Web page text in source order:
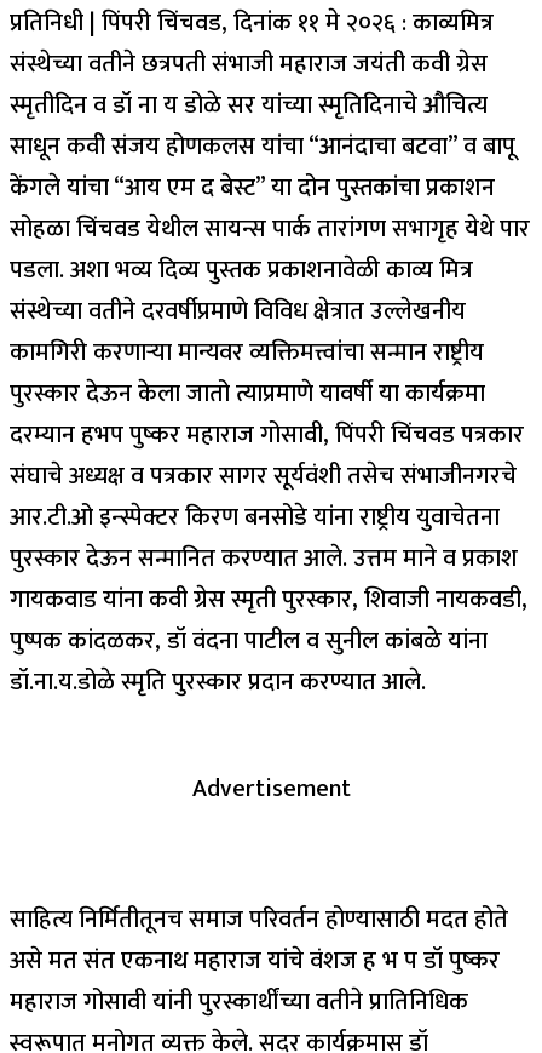
प्रतिनिधी | पिंपरी चिंचवड, दिनांक ११ मे २०२६ : काव्यमित्र
संस्थेच्या वतीने छत्रपती संभाजी महाराज जयंती कवी ग्रेस
स्मृतीदिन व डॉ ना य डोळे सर यांच्या स्मृतिदिनाचे औचित्य
साधून कवी संजय होणकलस यांचा “आनंदाचा बटवा” व बापू
केंगले यांचा “आय एम द बेस्ट” या दोन पुस्तकांचा प्रकाशन
सोहळा चिंचवड येथील सायन्स पार्क तारांगण सभागृह येथे पार
पडला. अशा भव्य दिव्य पुस्तक प्रकाशनावेळी काव्य मित्र
संस्थेच्या वतीने दरवर्षीप्रमाणे विविध क्षेत्रात उल्लेखनीय
कामगिरी करणाऱ्या मान्यवर व्यक्तिमत्त्वांचा सन्मान राष्ट्रीय
पुरस्कार देऊन केला जातो त्याप्रमाणे यावर्षी या कार्यक्रमा
दरम्यान हभप पुष्कर महाराज गोसावी, पिंपरी चिंचवड पत्रकार
संघाचे अध्यक्ष व पत्रकार सागर सूर्यवंशी तसेच संभाजीनगरचे
आर.टी.ओ इन्स्पेक्टर किरण बनसोडे यांना राष्ट्रीय युवाचेतना
पुरस्कार देऊन सन्मानित करण्यात आले. उत्तम माने व प्रकाश
गायकवाड यांना कवी ग्रेस स्मृती पुरस्कार, शिवाजी नायकवडी,
पुष्पक कांदळकर, डॉ वंदना पाटील व सुनील कांबळे यांना
डॉ.ना.य.डोळे स्मृति पुरस्कार प्रदान करण्यात आले.
Advertisement
साहित्य निर्मितीतूनच समाज परिवर्तन होण्यासाठी मदत होते
असे मत संत एकनाथ महाराज यांचे वंशज ह भ प डॉ पुष्कर
महाराज गोसावी यांनी पुरस्कार्थींच्या वतीने प्रातिनिधिक
स्वरूपात मनोगत व्यक्त केले. सदर कार्यक्रमास डॉ